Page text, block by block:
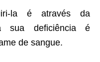
la é através da
sua deficiência é
de sangue.